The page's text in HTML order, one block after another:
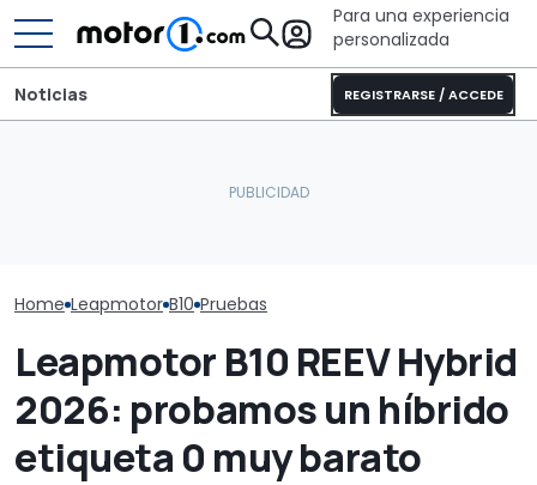
Para una experiencia
personalizada
REGISTRARSE / ACCEDE
Noticias
Home Leapmotor B10 Pruebas
Leapmotor B10 REEV Hybrid
2026: probamos un híbrido
etiqueta 0 muy barato